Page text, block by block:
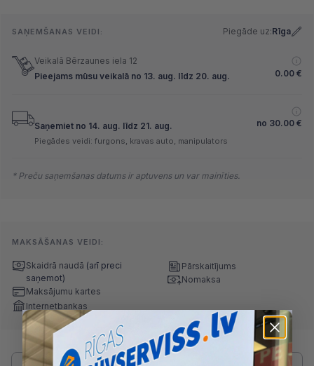
SAŅEMŠANAS VEIDI: Piegāde uz:Rīga
Veikalā Bērzaunes iela 12
Pieejams mūsu veikalā no 13. aug. līdz 20. aug.
0.00 €
Saņemiet no 14. aug. līdz 21. aug. no 30.00 €
Piegādes veidi: furgons, kravas auto, manipulators
* Preču saņemšanas datums ir aptuvens un var mainīties.
MAKSĀŠANAS VEIDI:
Skaidrā naudā (arī preci
saņemot)
Maksājumu kartes
Internetbankas
Pārskaitījums
Nomaksa